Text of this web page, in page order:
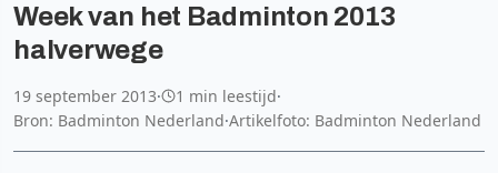
Week van het Badminton 2013
halverwege
19 september 2013· 1 min leestijd·
Bron: Badminton Nederland·Artikelfoto: Badminton Nederland